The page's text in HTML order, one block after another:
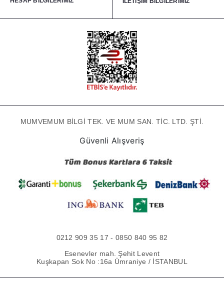
MUMVEMUM BİLGİ TEK. VE MUM SAN. TİC. LTD. ŞTİ.
Güvenli Alışveriş
0212 909 35 17 - 0850 840 95 82
Esenevler mah. Şehit Levent
Kuşkapan Sok No :16a Ümraniye / İSTANBUL